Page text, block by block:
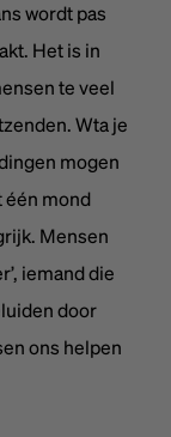
wordt pas
Het is in
te veel
Wta je
mogen
één mond
Mensen
iemand die
door
ons helpen